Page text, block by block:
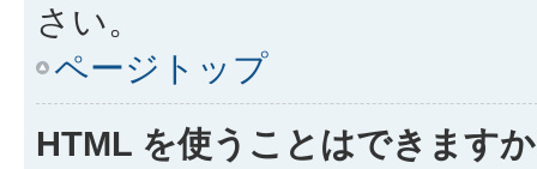
さい。
ページトップ
HTML を使うことはできます